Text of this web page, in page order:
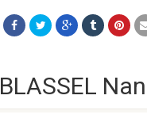
BLASSEL